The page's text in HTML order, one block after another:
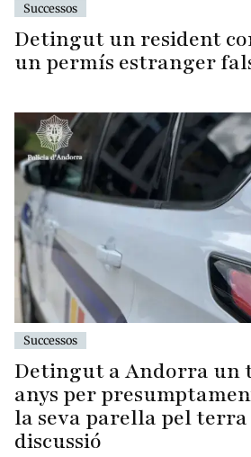
Successos
Detingut un resident
un permís estranger
Successos
Detingut a Andorra un
anys per
la seva parella pel
discussió